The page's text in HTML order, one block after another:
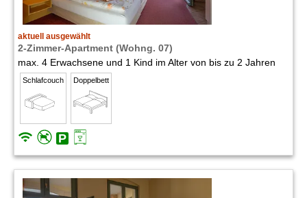
aktuell ausgewählt
2-Zimmer-Apartment (Wohng. 07)
max. 4 Erwachsene und 1 Kind im Alter von bis zu 2 Jahren
Schlafcouch Doppelbett